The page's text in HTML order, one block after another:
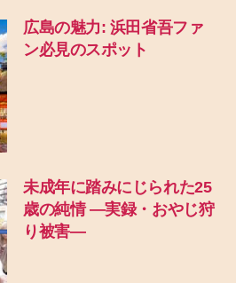
広島の魅力: 浜田省吾ファ
ン必見のスポット
未成年に踏みにじられた25
歳の純情 ―実録・おやじ狩
り被害―